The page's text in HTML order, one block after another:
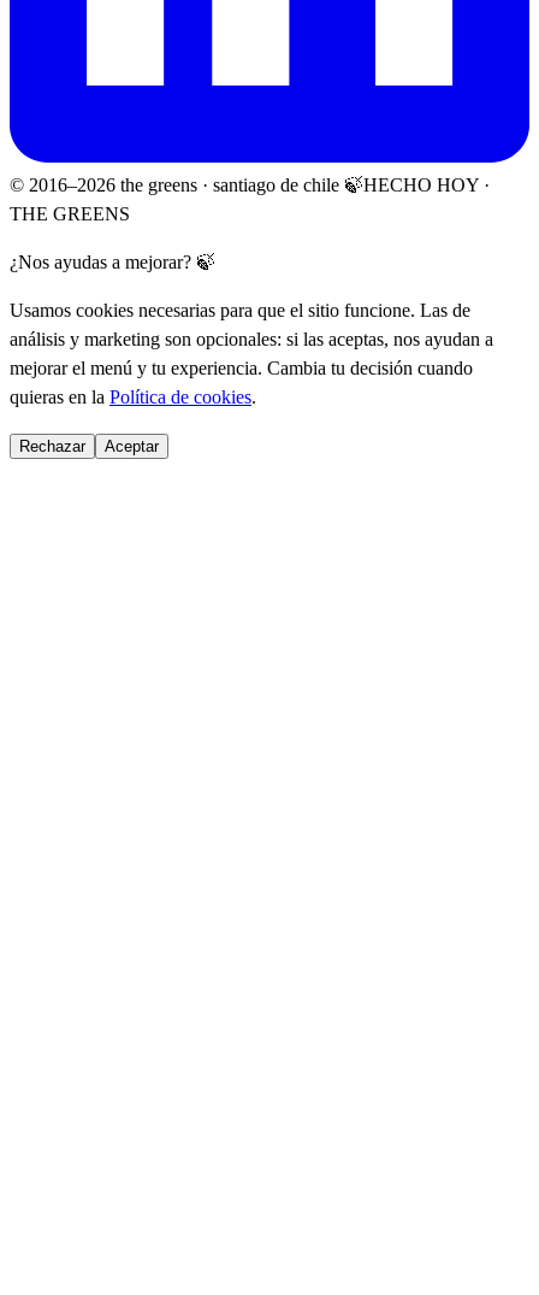
© 2016–2026 the greens · santiago de chile 🍃HECHO HOY ·
THE GREENS
¿Nos ayudas a mejorar? 🍃
Usamos cookies necesarias para que el sitio funcione. Las de
análisis y marketing son opcionales: si las aceptas, nos ayudan a
mejorar el menú y tu experiencia. Cambia tu decisión cuando
quieras en la Política de cookies.
Rechazar Aceptar